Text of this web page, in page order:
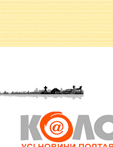
Головна » 2016
Календар